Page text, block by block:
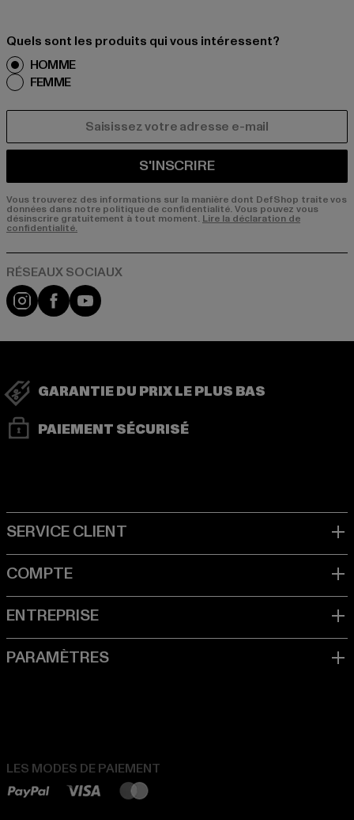
Quels sont les produits qui vous intéressent?
HOMME
FEMME
S'INSCRIRE
Vous trouverez des informations sur la manière dont DefShop traite vos
données dans notre politique de confidentialité. Vous pouvez vous
désinscrire gratuitement à tout moment. Lire la déclaration de
confidentialité.
Visit our Instagram page:
Visit our Facebook page:
Visit our YouTube channel:
GARANTIE DU PRIX LE PLUS BAS
PAIEMENT SÉCURISÉ
LES MODES DE PAIEMENT